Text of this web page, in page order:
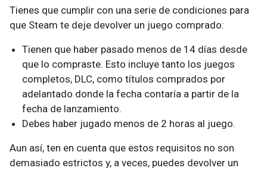
Tienes que cumplir con una serie de condiciones para
que Steam te deje devolver un juego comprado:
Tienen que haber pasado menos de 14 días desde
que lo compraste. Esto incluye tanto los juegos
completos, DLC, como títulos comprados por
adelantado donde la fecha contaría a partir de la
fecha de lanzamiento.
Debes haber jugado menos de 2 horas al juego.
Aun así, ten en cuenta que estos requisitos no son
demasiado estrictos y, a veces, puedes devolver un